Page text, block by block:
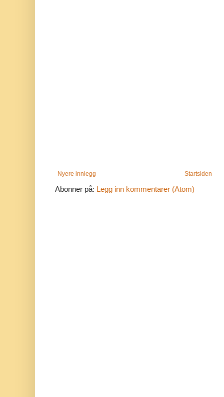
Nyere innlegg Startsiden
Abonner på: Legg inn kommentarer (Atom)